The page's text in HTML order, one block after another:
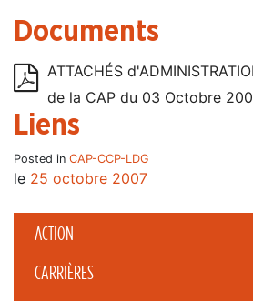
ACTION
CARRIÈRES
Documents
ATTACHÉS
de la CAP du 03 Octobre
Liens
Posted in CAP-CCP-LDG
le 25 octobre 2007